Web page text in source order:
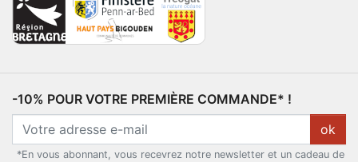
-10% POUR VOTRE PREMIÈRE COMMANDE* !
ok
*En vous abonnant, vous recevrez notre newsletter et un cadeau de